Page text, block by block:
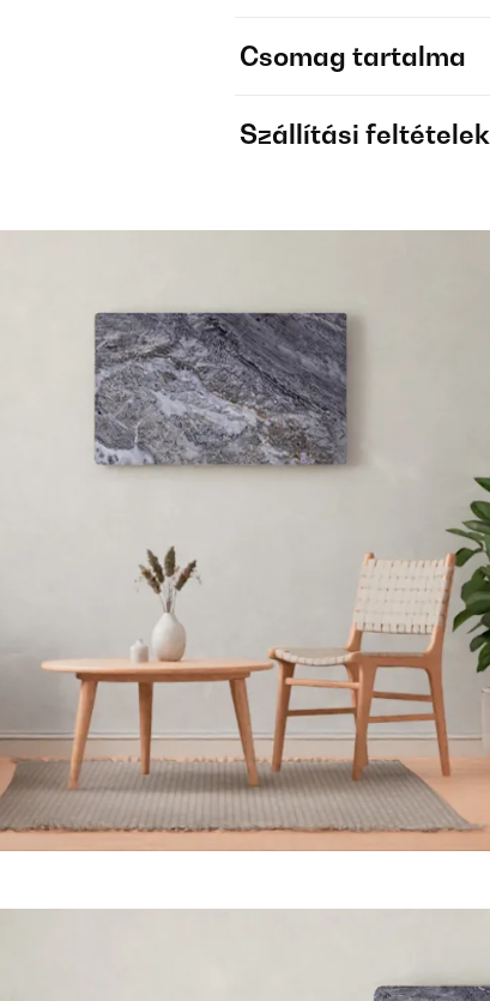
Csomag tartalma
Szállítási feltételek